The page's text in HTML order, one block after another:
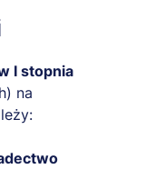
I stopnia
na